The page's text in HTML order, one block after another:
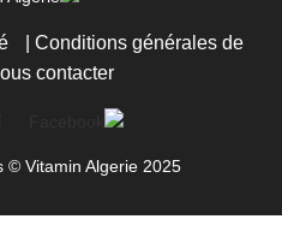
Conditions générales de
contacter
© Vitamin Algerie 2025.